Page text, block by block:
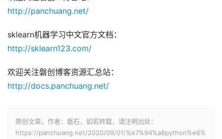
http://panchuang.net/
sklearn机器学习中文官方文档：
http://sklearn123.com/
欢迎关注磐创博客资源汇总站：
http://docs.panchuang.net/
原创文章，作者：磐石，如若转载，请注明出处：
https://panchuang.net/2020/09/01/%e7%94%a8python%e6%